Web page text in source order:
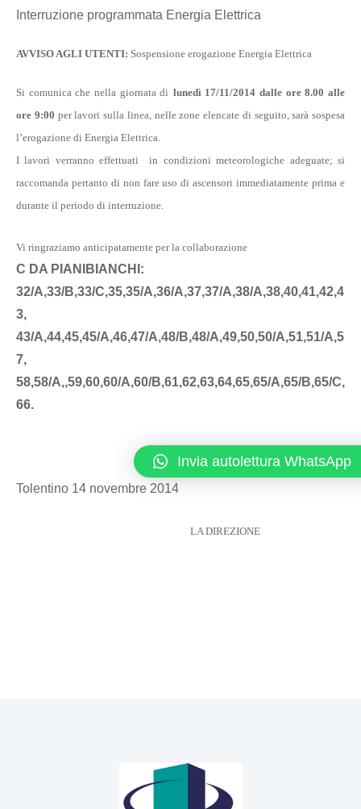
Interruzione programmata Energia Elettrica
AVVISO AGLI UTENTI: Sospensione erogazione Energia Elettrica
Si comunica che nella giornata di lunedì 17/11/2014 dalle ore 8.00 alle
ore 9:00 per lavori sulla linea, nelle zone elencate di seguito, sarà sospesa
l’erogazione di Energia Elettrica.
I lavori verranno effettuati in condizioni meteorologiche adeguate; si
raccomanda pertanto di non fare uso di ascensori immediatamente prima e
durante il periodo di interruzione.
Vi ringraziamo anticipatamente per la collaborazione
C DA PIANIBIANCHI:
32/A,33/B,33/C,35,35/A,36/A,37,37/A,38/A,38,40,41,42,4
3,
43/A,44,45,45/A,46,47/A,48/B,48/A,49,50,50/A,51,51/A,5
7,
58,58/A,,59,60,60/A,60/B,61,62,63,64,65,65/A,65/B,65/C,
66.
Tolentino 14 novembre 2014
LA DIREZIONE
Invia autolettura WhatsApp